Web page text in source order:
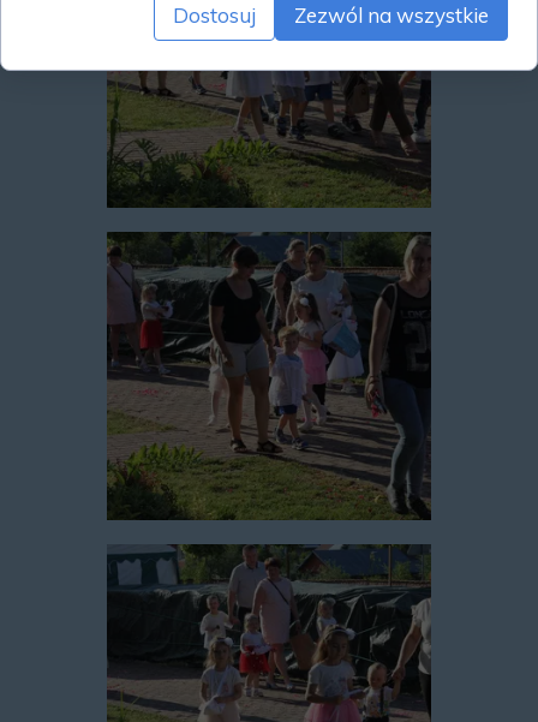
Dostosuj Zezwól na wszystkie